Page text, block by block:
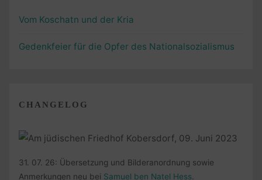
Vom Koschatn und der Kria
Gedenkfeier für die Opfer des Nationalsozialismus
CHANGELOG
31. 07. 26: Übersetzung und Bilderanordnung sowie
Anmerkungen neu bei Samuel ben Natel Hess